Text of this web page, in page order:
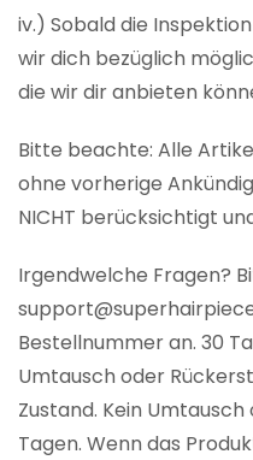
iv.) Sobald die
wir dich bezüglich
die wir dir anbieten
Bitte beachte: Alle
ohne vorherige
NICHT berücksichtigt
Irgendwelche Fragen?
Bestellnummer an. 30
Umtausch oder
Zustand. Kein
Tagen. Wenn das